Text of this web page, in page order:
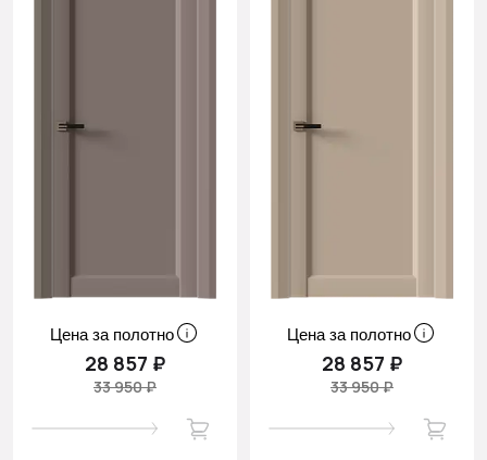
Цена за полотно
28 857 ₽
33 950 ₽
Цена за полотно
28 857 ₽
33 950 ₽